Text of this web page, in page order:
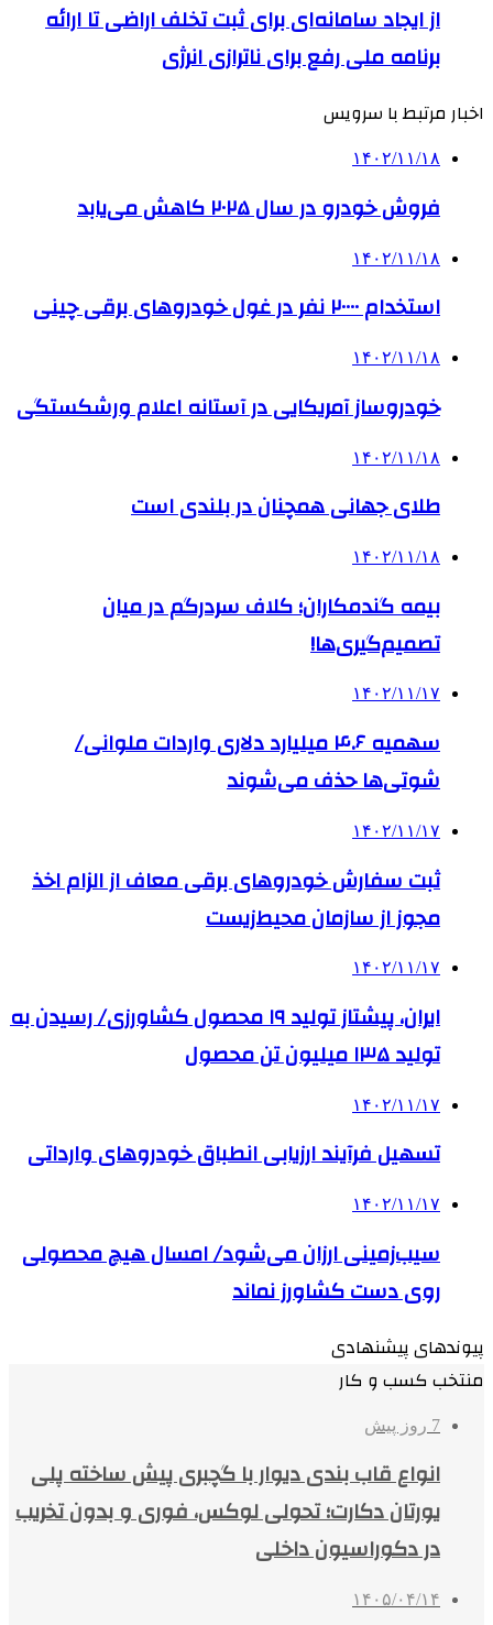
از ایجاد سامانه‌ای برای ثبت تخلف اراضی تا ارائه
برنامه‌ ملی رفع برای ناترازی انرژی
اخبار مرتبط با سرویس
۱۴۰۲/۱۱/۱۸
فروش خودرو در سال ۲۰۲۵ کاهش می‌یابد
۱۴۰۲/۱۱/۱۸
استخدام ۲۰۰۰۰ نفر در غول خودروهای برقی چینی
۱۴۰۲/۱۱/۱۸
خودروساز آمریکایی در آستانه اعلام ورشکستگی
۱۴۰۲/۱۱/۱۸
طلای جهانی همچنان در بلندی است
۱۴۰۲/۱۱/۱۸
بیمه گندمکاران؛ کلاف سردرگم در میان
تصمیم‌گیری‌ها!
۱۴۰۲/۱۱/۱۷
سهمیه ۴.۶ میلیارد دلاری واردات ملوانی/
شوتی‌ها حذف می‌شوند
۱۴۰۲/۱۱/۱۷
ثبت سفارش خودروهای برقی معاف از الزام اخذ
مجوز از سازمان محیط‌زیست
۱۴۰۲/۱۱/۱۷
ایران، پیشتاز تولید ۱۹ محصول کشاورزی/ رسیدن به
تولید ۱۳۵ میلیون تن محصول
۱۴۰۲/۱۱/۱۷
تسهیل فرآیند ارزیابی انطباق خودروهای وارداتی
۱۴۰۲/۱۱/۱۷
سیب‌زمینی ارزان می‌شود/ امسال هیچ محصولی
روی دست کشاورز نماند
پیوندهای پیشنهادی
منتخب کسب و کار
7 روز پیش
انواع قاب بندی دیوار با گچبری پیش ساخته پلی
یورتان دکارت؛ تحولی لوکس، فوری و بدون تخریب
در دکوراسیون داخلی
۱۴۰۵/۰۴/۱۴